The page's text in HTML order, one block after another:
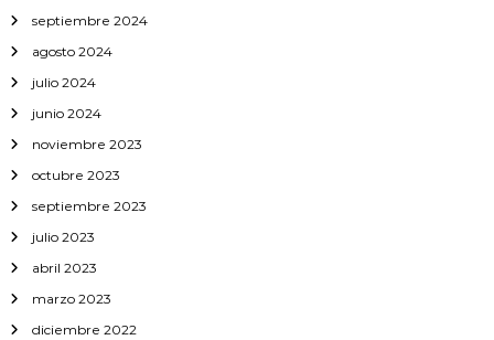
septiembre 2024
agosto 2024
julio 2024
junio 2024
noviembre 2023
octubre 2023
septiembre 2023
julio 2023
abril 2023
marzo 2023
diciembre 2022